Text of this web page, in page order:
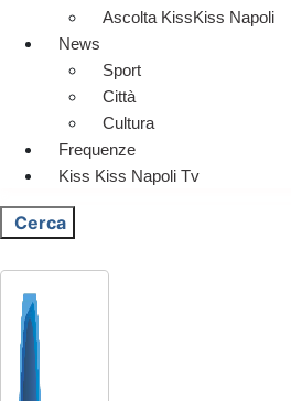
Ascolta KissKiss Napoli
News
Sport
Città
Cultura
Frequenze
Kiss Kiss Napoli Tv
Cerca